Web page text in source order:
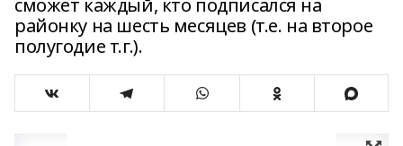
сможет каждый, кто подписался на
районку на шесть месяцев (т.е. на второе
полугодие т.г.).